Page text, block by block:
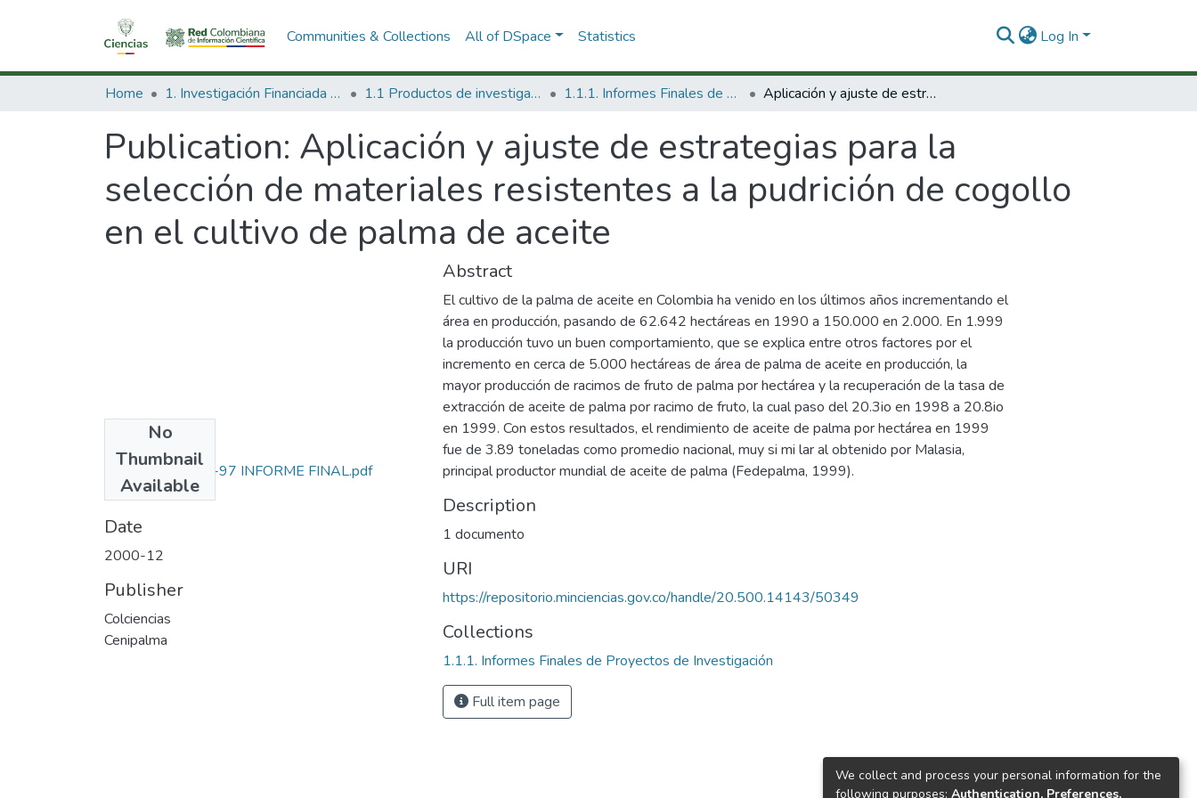
Communities & Collections All of DSpace Statistics Log In
Home 1. Investigación Financiada con Recursos Públicos 1.1 Productos de investigación 1.1.1. Informes Finales de Proyectos de Investigación Aplicación y ajuste de estrategias para la selección de materiales resistentes a la pudrición de cogollo en el cultivo de palma de aceite
Publication: Aplicación y ajuste de estrategias para la
selección de materiales resistentes a la pudrición de cogollo
en el cultivo de palma de aceite
No
Thumbnail
Available
7262-07-588-97 INFORME FINAL.pdf
(29.73 MB)
Date
2000-12
Publisher
Colciencias
Cenipalma
Abstract
El cultivo de la palma de aceite en Colombia ha venido en los últimos años incrementando el
área en producción, pasando de 62.642 hectáreas en 1990 a 150.000 en 2.000. En 1.999
la producción tuvo un buen comportamiento, que se explica entre otros factores por el
incremento en cerca de 5.000 hectáreas de área de palma de aceite en producción, la
mayor producción de racimos de fruto de palma por hectárea y la recuperación de la tasa de
extracción de aceite de palma por racimo de fruto, la cual paso del 20.3io en 1998 a 20.8io
en 1999. Con estos resultados, el rendimiento de aceite de palma por hectárea en 1999
fue de 3.89 toneladas como promedio nacional, muy si mi lar al obtenido por Malasia,
principal productor mundial de aceite de palma (Fedepalma, 1999).
Description
1 documento
URI
https://repositorio.minciencias.gov.co/handle/20.500.14143/50349
Collections
1.1.1. Informes Finales de Proyectos de Investigación
Full item page
We collect and process your personal information for the
following purposes: Authentication, Preferences,